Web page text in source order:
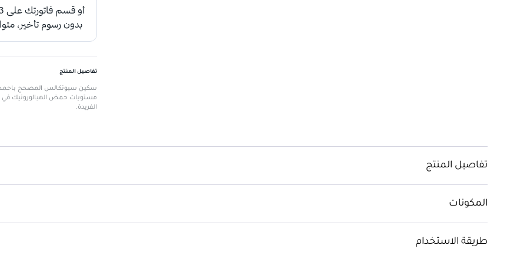
تفاصيل المنتج
مستويات حمض الهيالورونيك في
الفريدة.
يعمل على تنعيم سطح البشرة
تفاصيل المنتج
المكونات
طريقة الاستخدام